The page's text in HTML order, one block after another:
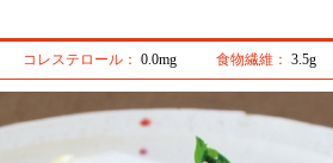
コレステロール： 0.0mg 食物繊維： 3.5g